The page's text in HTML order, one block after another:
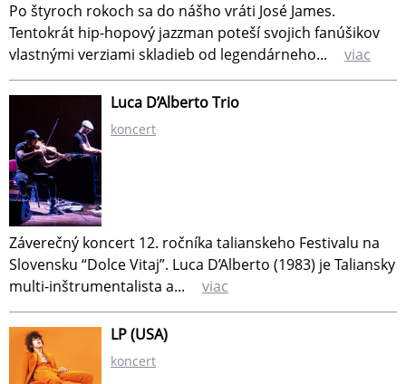
Po štyroch rokoch sa do nášho vráti José James.
Tentokrát hip-hopový jazzman poteší svojich fanúšikov
vlastnými verziami skladieb od legendárneho...
viac
Luca D’Alberto Trio
koncert
Záverečný koncert 12. ročníka talianskeho Festivalu na
Slovensku “Dolce Vitaj”. Luca D’Alberto (1983) je Taliansky
multi-inštrumentalista a...
viac
LP (USA)
koncert